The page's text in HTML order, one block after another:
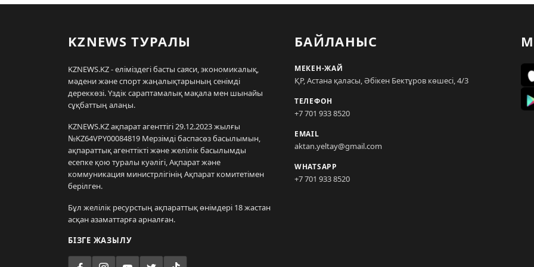
KZNEWS ТУРАЛЫ
KZNEWS.KZ - еліміздегі басты саяси, экономикалық,
мәдени және спорт жаңалықтарының сенімді
дереккөзі. Үздік сараптамалық мақала мен шынайы
сұқбаттың алаңы.
KZNEWS.KZ ақпарат агенттігі 29.12.2023 жылғы
№KZ64VPY00084819 Мерзімді баспасөз басылымын,
ақпараттық агенттікті және желілік басылымды
есепке қою туралы куәлігі, Ақпарат және
коммуникация министрлігінің Ақпарат комитетімен
берілген.
Бұл желілік ресурстың ақпараттық өнімдері 18 жастан
асқан азаматтарға арналған.
БІЗГЕ ЖАЗЫЛУ
БАЙЛАНЫС
МЕКЕН-ЖАЙ
ҚР, Астана қаласы, Әбікен Бектұров көшесі, 4/3
ТЕЛЕФОН
+7 701 933 8520
EMAIL
aktan.yeltay@gmail.com
WHATSAPP
+7 701 933 8520